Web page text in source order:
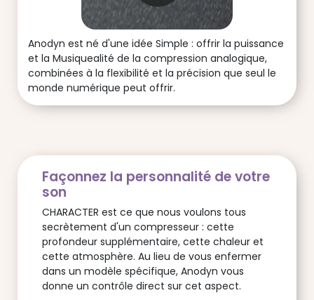
Anodyn est né d'une idée Simple : offrir la puissance
et la Musiquealité de la compression analogique,
combinées à la flexibilité et la précision que seul le
monde numérique peut offrir.
Façonnez la personnalité de votre
son
CHARACTER est ce que nous voulons tous
secrètement d'un compresseur : cette
profondeur supplémentaire, cette chaleur et
cette atmosphère. Au lieu de vous enfermer
dans un modèle spécifique, Anodyn vous
donne un contrôle direct sur cet aspect.